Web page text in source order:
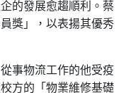
的發展愈趨順利。蔡
獎」，以表揚其優秀
事物流工作的他受疫
方的「物業維修基礎